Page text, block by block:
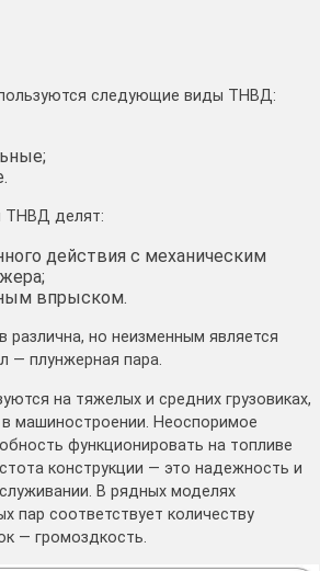
следующие виды ТНВД:
ТНВД делят:
действия с механическим
впрыском.
различна, но неизменным является
— плунжерная пара.
на тяжелых и средних грузовиках,
машиностроении. Неоспоримое
функционировать на топливе
конструкции — это надежность и
В рядных моделях
пар соответствует количеству
— громоздкость.